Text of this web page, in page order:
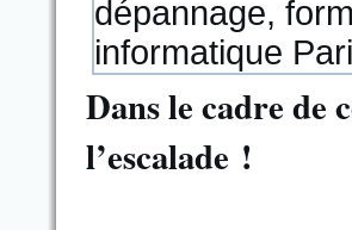
Dans le cadre de
l’escalade !